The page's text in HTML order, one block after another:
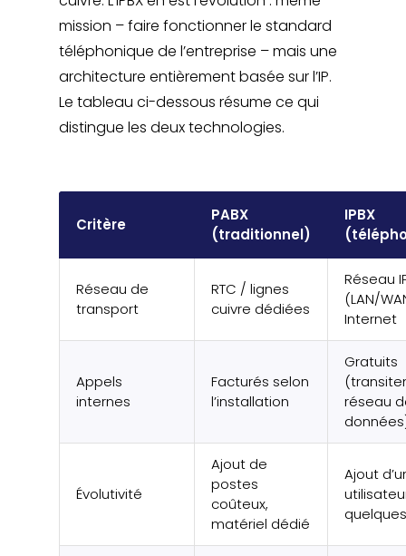
mission – faire fonctionner le standard
téléphonique de l’entreprise – mais une
architecture entièrement basée sur l’IP.
Le tableau ci-dessous résume ce qui
distingue les deux technologies.
Critère
PABX
(traditionnel)
IPBX
Réseau de
transport
RTC / lignes
cuivre dédiées
Réseau
(LAN/
Internet
Appels
internes
Facturés selon
l’installation
Gratuits
réseau
Évolutivité
Ajout de
postes
coûteux,
matériel dédié
Ajout